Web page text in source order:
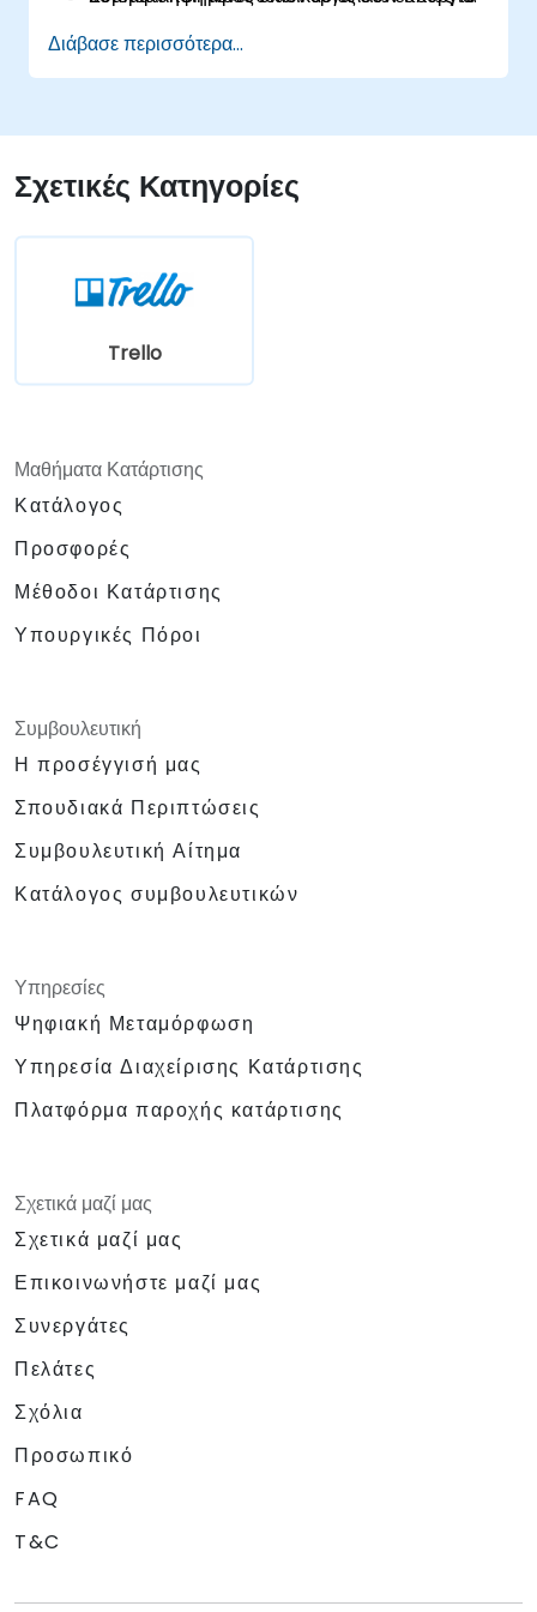
Automate.
Ανάλυση και σχεδιασμός πραγματικών ροών
Διάβασε περισσότερα...
Σχετικές Κατηγορίες
Trello
Μαθήματα Κατάρτισης
Κατάλογος
Προσφορές
Μέθοδοι Κατάρτισης
Υπουργικές Πόροι
Συμβουλευτική
Η προσέγγισή μας
Σπουδιακά Περιπτώσεις
Συμβουλευτική Αίτημα
Κατάλογος συμβουλευτικών
Υπηρεσίες
Ψηφιακή Μεταμόρφωση
Υπηρεσία Διαχείρισης Κατάρτισης
Πλατφόρμα παροχής κατάρτισης
Σχετικά μαζί μας
Σχετικά μαζί μας
Επικοινωνήστε μαζί μας
Συνεργάτες
Πελάτες
Σχόλια
Προσωπικό
FAQ
T&C